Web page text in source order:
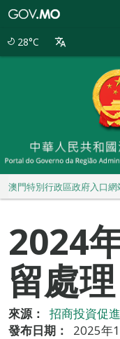
28°C
澳門特別行政區政府入口網
2024
留處理
來源：
招商投資促
發布日期：
2025年